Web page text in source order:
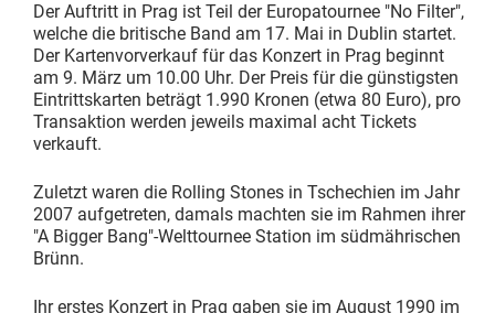
Der Auftritt in Prag ist Teil der Europatournee "No Filter",
welche die britische Band am 17. Mai in Dublin startet.
Der Kartenvorverkauf für das Konzert in Prag beginnt
am 9. März um 10.00 Uhr. Der Preis für die günstigsten
Eintrittskarten beträgt 1.990 Kronen (etwa 80 Euro), pro
Transaktion werden jeweils maximal acht Tickets
verkauft.
Zuletzt waren die Rolling Stones in Tschechien im Jahr
2007 aufgetreten, damals machten sie im Rahmen ihrer
"A Bigger Bang"-Welttournee Station im südmährischen
Brünn.
Ihr erstes Konzert in Prag gaben sie im August 1990 im